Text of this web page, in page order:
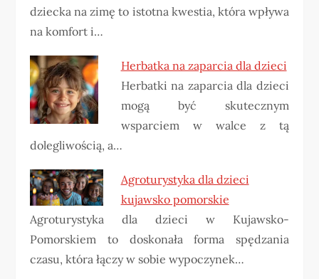
dziecka na zimę to istotna kwestia, która wpływa
na komfort i…
Herbatka na zaparcia dla dzieci
Herbatki na zaparcia dla dzieci
mogą być skutecznym
wsparciem w walce z tą
dolegliwością, a…
Agroturystyka dla dzieci
kujawsko pomorskie
Agroturystyka dla dzieci w Kujawsko-
Pomorskiem to doskonała forma spędzania
czasu, która łączy w sobie wypoczynek…